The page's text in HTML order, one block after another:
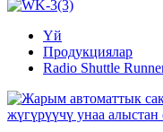
Үй
Продукциялар
Radio Shuttle